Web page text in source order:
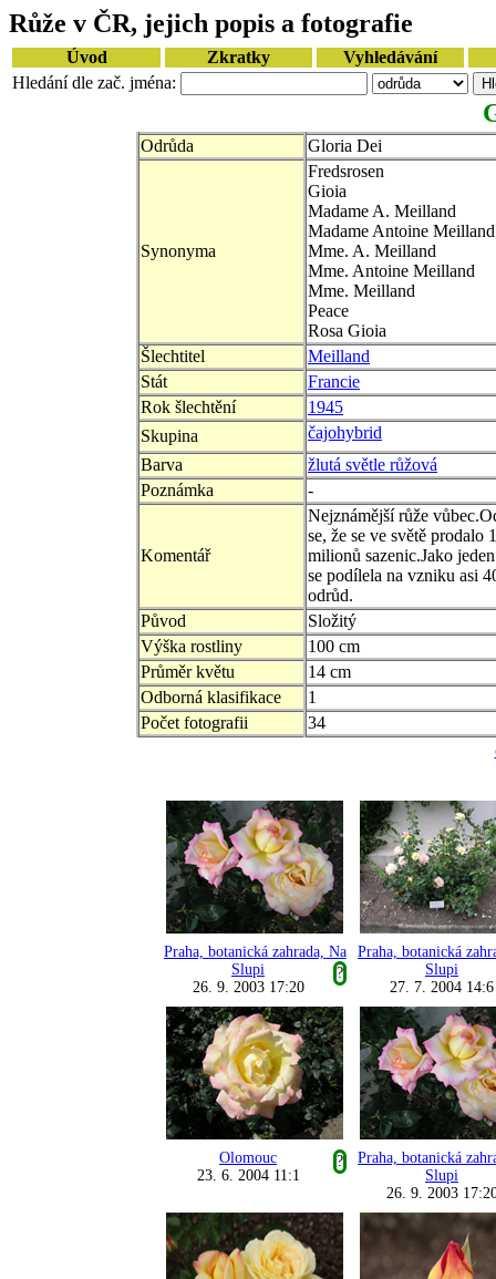
Růže v ČR, jejich popis a fotografie
Úvod Zkratky
Vyhledávání
Hledání dle zač. jména:
Odrůda Gloria Dei
Synonyma
Fredsrosen
Gioia
Madame A. Meilland
Madame Antoine Meilland
Mme. A. Meilland
Mme. Antoine Meilland
Mme. Meilland
Peace
Rosa Gioia
Šlechtitel
Meilland
Stát
Francie
Rok šlechtění
1945
Skupina
čajohybrid
Barva
žlutá světle růžová
Poznámka
-
Komentář
Nejznámější růže
se, že se ve světě prodalo
milionů sazenic.Jako
se podílela na vzniku asi
odrůd.
Původ
Složitý
Výška rostliny
100 cm
Průměr květu
14 cm
Odborná klasifikace
1
Počet fotografii
34
Praha, botanická zahrada, Na
Slupi
?
26. 9. 2003 17:20
Praha, botanická
Slupi
27. 7. 2004 14:6
Olomouc
?
23. 6. 2004 11:1
Praha, botanická
Slupi
26. 9. 2003